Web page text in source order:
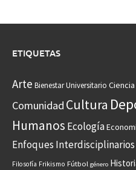
ETIQUETAS
Arte Bienestar Universitario Ciencia
Comunidad Cultura
Humanos Ecología
Enfoques Interdisciplinarios
Filosofía Frikismo Fútbol género